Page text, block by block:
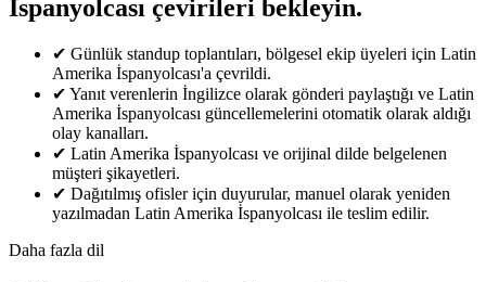
İspanyolcası çevirileri bekleyin.
✔ Günlük standup toplantıları, bölgesel ekip üyeleri için Latin
Amerika İspanyolcası'a çevrildi.
✔ Yanıt verenlerin İngilizce olarak gönderi paylaştığı ve Latin
Amerika İspanyolcası güncellemelerini otomatik olarak aldığı
olay kanalları.
✔ Latin Amerika İspanyolcası ve orijinal dilde belgelenen
müşteri şikayetleri.
✔ Dağıtılmış ofisler için duyurular, manuel olarak yeniden
yazılmadan Latin Amerika İspanyolcası ile teslim edilir.
Daha fazla dil